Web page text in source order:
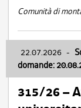
Comunità di
22.07.2026 -
domande:
315/26 –